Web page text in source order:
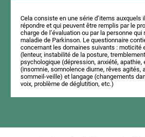
Cela consiste en une série d’items auxquels
répondre et qui peuvent être remplis par le
charge de l’évaluation ou par la personne
maladie de Parkinson. Le questionnaire
concernant les domaines suivants : moticité
(lenteur, instabilité de la posture,
psychologique (dépression, anxiété, apathie,
(insomnie, somnolence diurne, rêves agités,
sommeil-veille) et langage (changements
voix, problème de déglutition, etc.)